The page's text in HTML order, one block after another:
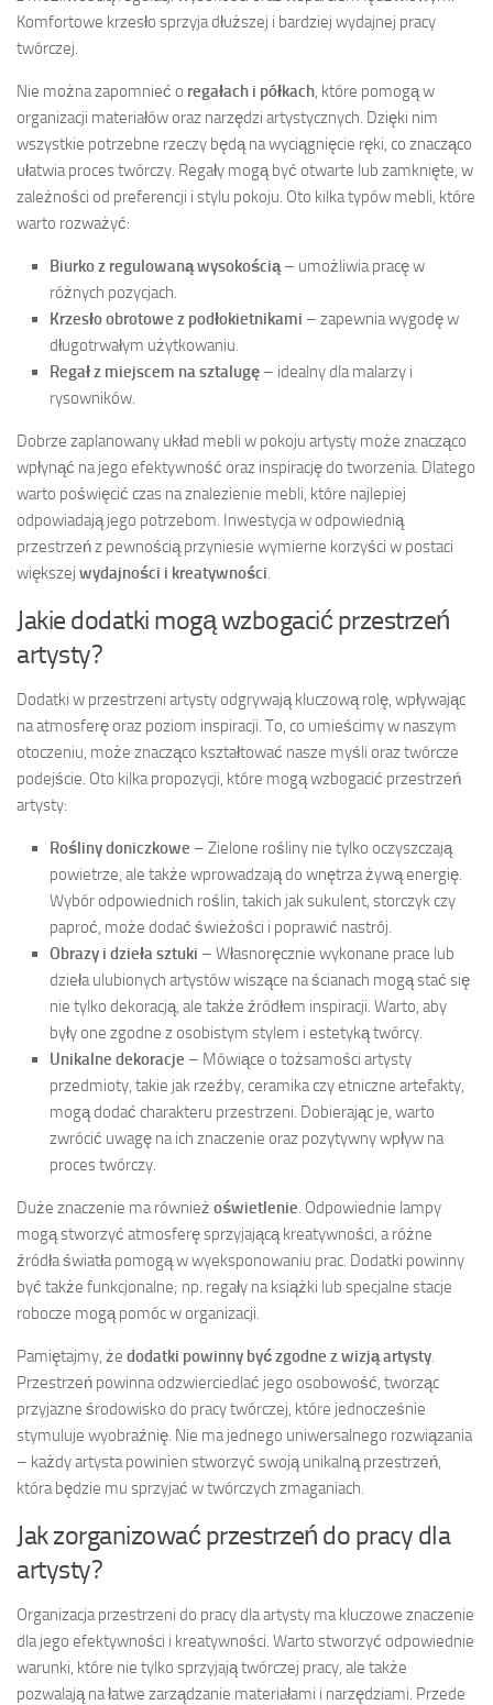
Komfortowe krzesło sprzyja dłuższej i bardziej wydajnej pracy
twórczej.
Nie można zapomnieć o regałach i półkach, które pomogą w
organizacji materiałów oraz narzędzi artystycznych. Dzięki nim
wszystkie potrzebne rzeczy będą na wyciągnięcie ręki, co znacząco
ułatwia proces twórczy. Regały mogą być otwarte lub zamknięte, w
zależności od preferencji i stylu pokoju. Oto kilka typów mebli, które
warto rozważyć:
Biurko z regulowaną wysokością– umożliwia pracę w
różnych pozycjach.
Krzesło obrotowe z podłokietnikami – zapewnia wygodę w
długotrwałym użytkowaniu.
Regał z miejscem na sztalugę – idealny dla malarzy i
rysowników.
Dobrze zaplanowany układ mebli w pokoju artysty może znacząco
wpłynąć na jego efektywność oraz inspirację do tworzenia. Dlatego
warto poświęcić czas na znalezienie mebli, które najlepiej
odpowiadają jego potrzebom. Inwestycja w odpowiednią
przestrzeń z pewnością przyniesie wymierne korzyści w postaci
większej wydajności i kreatywności.
Jakie dodatki mogą wzbogacić przestrzeń
artysty?
Dodatki w przestrzeni artysty odgrywają kluczową rolę, wpływając
na atmosferę oraz poziom inspiracji. To, co umieścimy w naszym
otoczeniu, może znacząco kształtować nasze myśli oraz twórcze
podejście. Oto kilka propozycji, które mogą wzbogacić przestrzeń
artysty:
Rośliny doniczkowe – Zielone rośliny nie tylko oczyszczają
powietrze, ale także wprowadzają do wnętrza żywą energię.
Wybór odpowiednich roślin, takich jak sukulent, storczyk czy
paproć, może dodać świeżości i poprawić nastrój.
Obrazy i dzieła sztuki – Własnoręcznie wykonane prace lub
dzieła ulubionych artystów wiszące na ścianach mogą stać się
nie tylko dekoracją, ale także źródłem inspiracji. Warto, aby
były one zgodne z osobistym stylem i estetyką twórcy.
Unikalne dekoracje – Mówiące o tożsamości artysty
przedmioty, takie jak rzeźby, ceramika czy etniczne artefakty,
mogą dodać charakteru przestrzeni. Dobierając je, warto
zwrócić uwagę na ich znaczenie oraz pozytywny wpływ na
proces twórczy.
Duże znaczenie ma również oświetlenie. Odpowiednie lampy
mogą stworzyć atmosferę sprzyjającą kreatywności, a różne
źródła światła pomogą w wyeksponowaniu prac. Dodatki powinny
być także funkcjonalne; np. regały na książki lub specjalne stacje
robocze mogą pomóc w organizacji.
Pamiętajmy, że dodatki powinny być zgodne z wizją artysty.
Przestrzeń powinna odzwierciedlać jego osobowość, tworząc
przyjazne środowisko do pracy twórczej, które jednocześnie
stymuluje wyobraźnię. Nie ma jednego uniwersalnego rozwiązania
– każdy artysta powinien stworzyć swoją unikalną przestrzeń,
która będzie mu sprzyjać w twórczych zmaganiach.
Jak zorganizować przestrzeń do pracy dla
artysty?
Organizacja przestrzeni do pracy dla artysty ma kluczowe znaczenie
dla jego efektywności i kreatywności. Warto stworzyć odpowiednie
warunki, które nie tylko sprzyjają twórczej pracy, ale także
pozwalają na łatwe zarządzanie materiałami i narzędziami. Przede